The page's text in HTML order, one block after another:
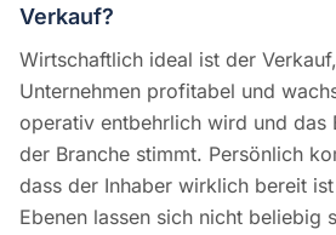
Verkauf?
Wirtschaftlich ideal ist der
Unternehmen profitabel und
operativ entbehrlich wird und das
der Branche stimmt. Persönlich
dass der Inhaber wirklich bereit
Ebenen lassen sich nicht beliebig